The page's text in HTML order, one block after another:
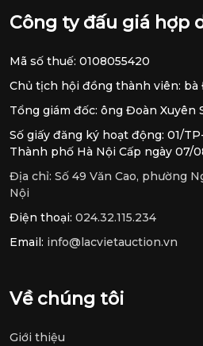
Công ty đấu giá hợp
Mã số thuế: 0108055420
Chủ tịch hội đồng thành viên:
Tổng giám đốc: ông Đoàn Xuyên
Số giấy đăng ký hoạt động: 01/
Thành phố Hà Nội Cấp ngày 07/
Địa chỉ: Số 49 Văn Cao, phường
Nội
Điện thoại: 024.32.115.234
Email: info@lacvietauction.vn
Về chúng tôi
Giới thiệu